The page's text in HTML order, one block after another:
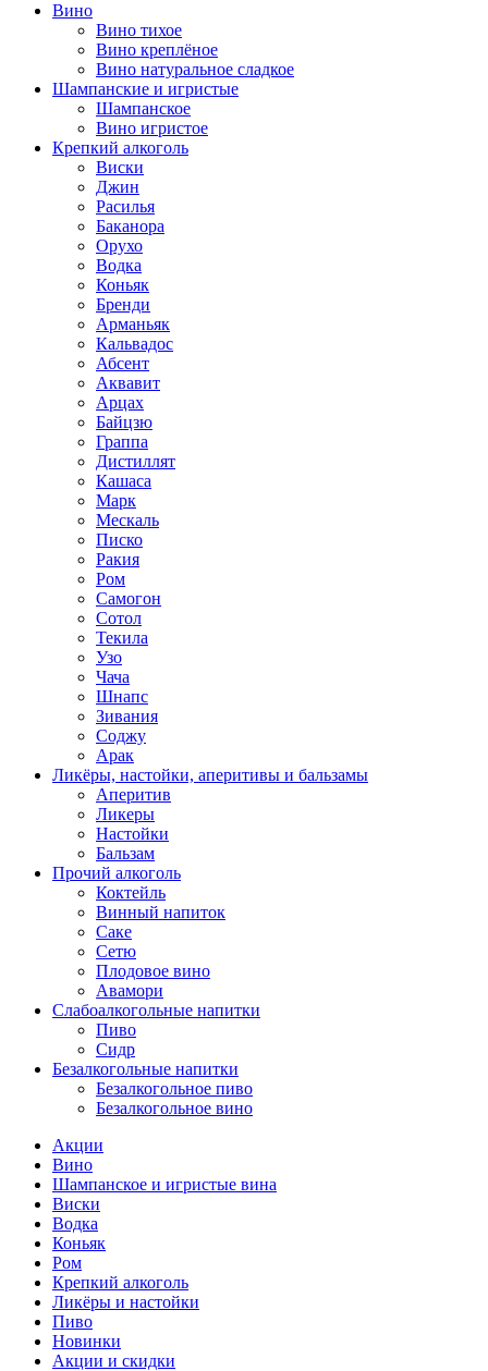
Вино
Вино тихое
Вино креплёное
Вино натуральное сладкое
Шампанские и игристые
Шампанское
Вино игристое
Крепкий алкоголь
Виски
Джин
Расилья
Баканора
Орухо
Водка
Коньяк
Бренди
Арманьяк
Кальвадос
Абсент
Аквавит
Арцах
Байцзю
Граппа
Дистиллят
Кашаса
Марк
Мескаль
Писко
Ракия
Ром
Самогон
Сотол
Текила
Узо
Чача
Шнапс
Зивания
Соджу
Арак
Ликёры, настойки, аперитивы и бальзамы
Аперитив
Ликеры
Настойки
Бальзам
Прочий алкоголь
Коктейль
Винный напиток
Саке
Сетю
Плодовое вино
Авамори
Слабоалкогольные напитки
Пиво
Сидр
Безалкогольные напитки
Безалкогольное пиво
Безалкогольное вино
Акции
Вино
Шампанское и игристые вина
Виски
Водка
Коньяк
Ром
Крепкий алкоголь
Ликёры и настойки
Пиво
Новинки
Акции и скидки